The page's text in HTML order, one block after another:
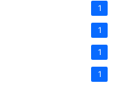
1
1
1
1